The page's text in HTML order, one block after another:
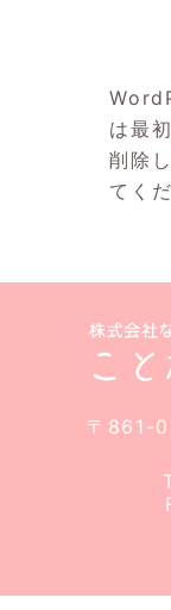
は最
削除
てく
〒861-